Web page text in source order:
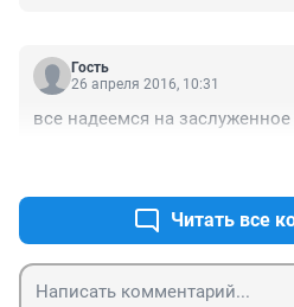
Гость
26 апреля 2016, 10:31
все надеемся на заслуженное
Читать все